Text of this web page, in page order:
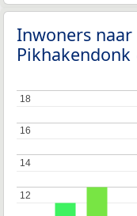
Inwoners
Pikhakendonk
12
12
14
14
16
16
18
18